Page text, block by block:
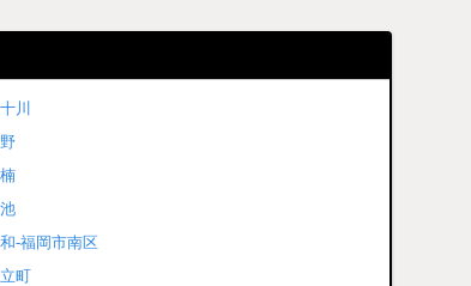
川
-福岡市南区
町